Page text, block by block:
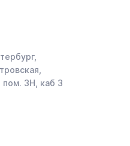
3Н, каб 3